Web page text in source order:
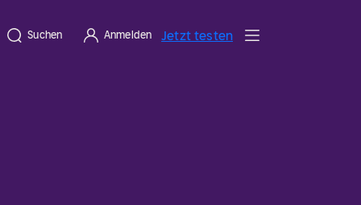
Suchen Anmelden Jetzt testen